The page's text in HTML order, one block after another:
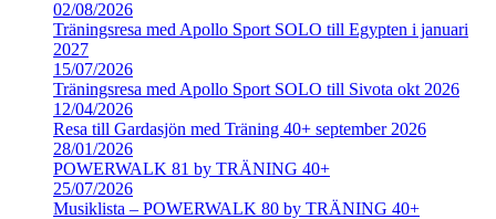
02/08/2026
Träningsresa med Apollo Sport SOLO till Egypten i januari
2027
15/07/2026
Träningsresa med Apollo Sport SOLO till Sivota okt 2026
12/04/2026
Resa till Gardasjön med Träning 40+ september 2026
28/01/2026
POWERWALK 81 by TRÄNING 40+
25/07/2026
Musiklista – POWERWALK 80 by TRÄNING 40+